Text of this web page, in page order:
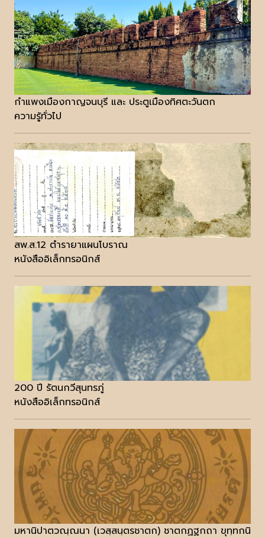
กำแพงเมืองกาญจนบุรี และ ประตูเมืองทิศตะวันตก
ความรู้ทั่วไป
สพ.ส.12 ตำรายาแผนโบราณ
หนังสืออิเล็กทรอนิกส์
200 ปี รัตนกวีสุนทรภู่
หนังสืออิเล็กทรอนิกส์
มหานิปาตวณฺณนา (เวสฺสนฺตรชาตก) ชาตกฏฐกถา ขุทฺทกนิ